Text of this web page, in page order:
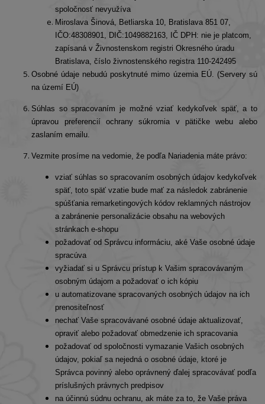
spoločnosť nevyužíva
Miroslava Šinová, Betliarska 10, Bratislava 851 07,
IČO:48308901, DIČ:1049882163, IČ DPH: nie je platcom,
zapísaná v Živnostenskom registri Okresného úradu
Bratislava, číslo živnostenského registra 110-242495
Osobné údaje nebudú poskytnuté mimo územia EÚ. (Servery sú
na území EÚ)
Súhlas so spracovaním je možné vziať kedykoľvek späť, a to
úpravou preferencií ochrany súkromia v pätičke webu alebo
zaslaním emailu.
Vezmite prosíme na vedomie, že podľa Nariadenia máte právo:
vziať súhlas so spracovaním osobných údajov kedykoľvek
späť, toto späť vzatie bude mať za následok zabránenie
spúšťania remarketingových kódov reklamných nástrojov
a zabránenie personalizácie obsahu na webových
stránkach e-shopu
požadovať od Správcu informáciu, aké Vaše osobné údaje
spracúva
vyžiadať si u Správcu prístup k Vašim spracovávaným
osobným údajom a požadovať o ich kópiu
u automatizovane spracovaných osobných údajov na ich
prenositeľnosť
nechať Vaše spracovávané osobné údaje aktualizovať,
opraviť alebo požadovať obmedzenie ich spracovania
požadovať od spoločnosti vymazanie Vašich osobných
údajov, pokiaľ sa nejedná o osobné údaje, ktoré je
Správca povinný alebo oprávnený ďalej spracovávať podľa
príslušných právnych predpisov
na účinnú súdnu ochranu, ak máte za to, že Vaše práva